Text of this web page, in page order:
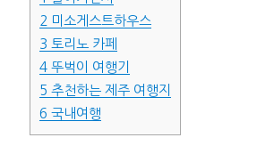
2 미소게스트하우스
3 토리노 카페
4뚜벅이 여행기
5 추천하는 제주 여행지
6 국내여행